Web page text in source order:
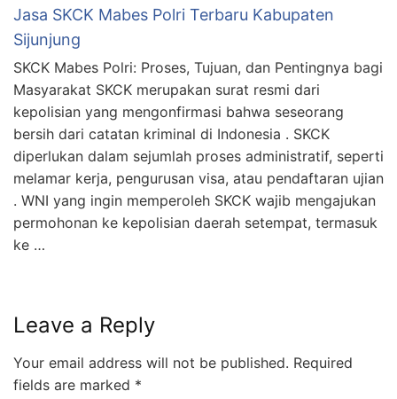
Jasa SKCK Mabes Polri Terbaru Kabupaten
Sijunjung
SKCK Mabes Polri: Proses, Tujuan, dan Pentingnya bagi
Masyarakat SKCK merupakan surat resmi dari
kepolisian yang mengonfirmasi bahwa seseorang
bersih dari catatan kriminal di Indonesia . SKCK
diperlukan dalam sejumlah proses administratif, seperti
melamar kerja, pengurusan visa, atau pendaftaran ujian
. WNI yang ingin memperoleh SKCK wajib mengajukan
permohonan ke kepolisian daerah setempat, termasuk
ke …
Leave a Reply
Your email address will not be published. Required
fields are marked *